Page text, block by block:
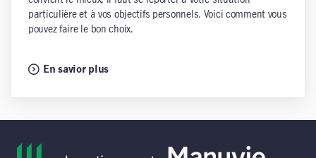
particulière et à vos objectifs personnels. Voici comment vous
pouvez faire le bon choix.
En savior plus